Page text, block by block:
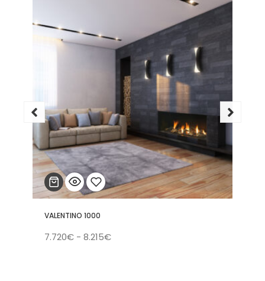
VALENTINO 1000
7.720€ - 8.215€Rango
Añadir
a la